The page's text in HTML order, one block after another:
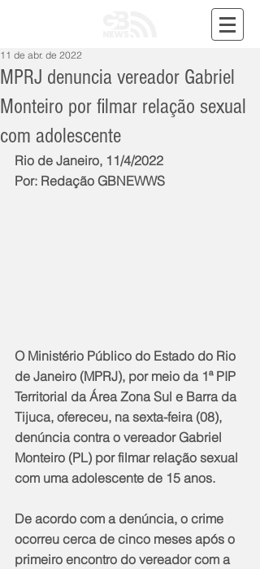
MPRJ denuncia vereador Gabriel
Monteiro por filmar relação sexual
com adolescente
11 de abr. de 2022
Rio de Janeiro, 11/4/2022
Por: Redação GBNEWWS
O Ministério Público do Estado do Rio
de Janeiro (MPRJ), por meio da 1ª PIP
Territorial da Área Zona Sul e Barra da
Tijuca, ofereceu, na sexta-feira (08),
denúncia contra o vereador Gabriel
Monteiro (PL) por filmar relação sexual
com uma adolescente de 15 anos.
De acordo com a denúncia, o crime
ocorreu cerca de cinco meses após o
primeiro encontro do vereador com a